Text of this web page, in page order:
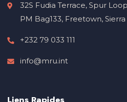
32S Fudia Terrace, Spur Loop
PM Bag133, Freetown,
+232 79 033 111
info@mru.int